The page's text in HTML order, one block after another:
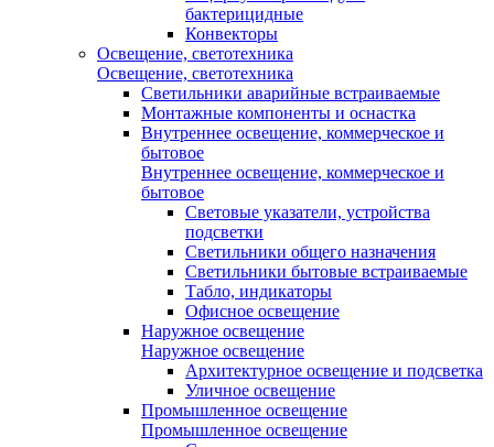
бактерицидные
Конвекторы
Освещение, светотехника
Освещение, светотехника
Светильники аварийные встраиваемые
Монтажные компоненты и оснастка
Внутреннее освещение, коммерческое и
бытовое
Внутреннее освещение, коммерческое и
бытовое
Световые указатели, устройства
подсветки
Светильники общего назначения
Светильники бытовые встраиваемые
Табло, индикаторы
Офисное освещение
Наружное освещение
Наружное освещение
Архитектурное освещение и подсветка
Уличное освещение
Промышленное освещение
Промышленное освещение